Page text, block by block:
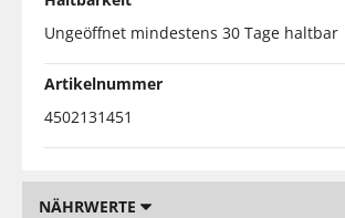
Ungeöffnet mindestens 30 Tage haltbar
Artikelnummer
4502131451
NÄHRWERTE